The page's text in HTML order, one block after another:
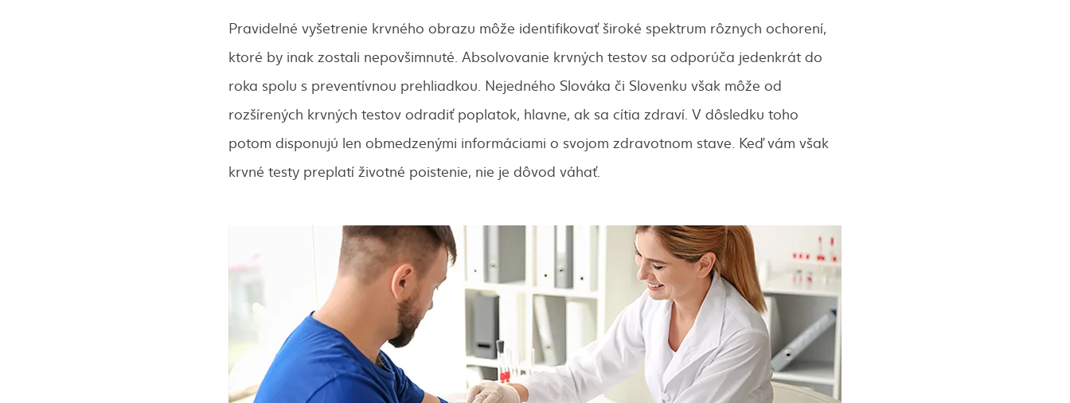
Pravidelné vyšetrenie krvného obrazu môže identifikovať široké spektrum rôznych ochorení,
ktoré by inak zostali nepovšimnuté. Absolvovanie krvných testov sa odporúča jedenkrát do
roka spolu s preventívnou prehliadkou. Nejedného Slováka či Slovenku však môže od
rozšírených krvných testov odradiť poplatok, hlavne, ak sa cítia zdraví. V dôsledku toho
potom disponujú len obmedzenými informáciami o svojom zdravotnom stave. Keď vám však
krvné testy preplatí životné poistenie, nie je dôvod váhať.